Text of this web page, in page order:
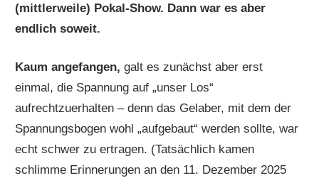
(mittlerweile) Pokal-Show. Dann war es aber
endlich soweit.
Kaum angefangen, galt es zunächst aber erst
einmal, die Spannung auf „unser Los“
aufrechtzuerhalten – denn das Gelaber, mit dem der
Spannungsbogen wohl „aufgebaut“ werden sollte, war
echt schwer zu ertragen. (Tatsächlich kamen
schlimme Erinnerungen an den 11. Dezember 2025